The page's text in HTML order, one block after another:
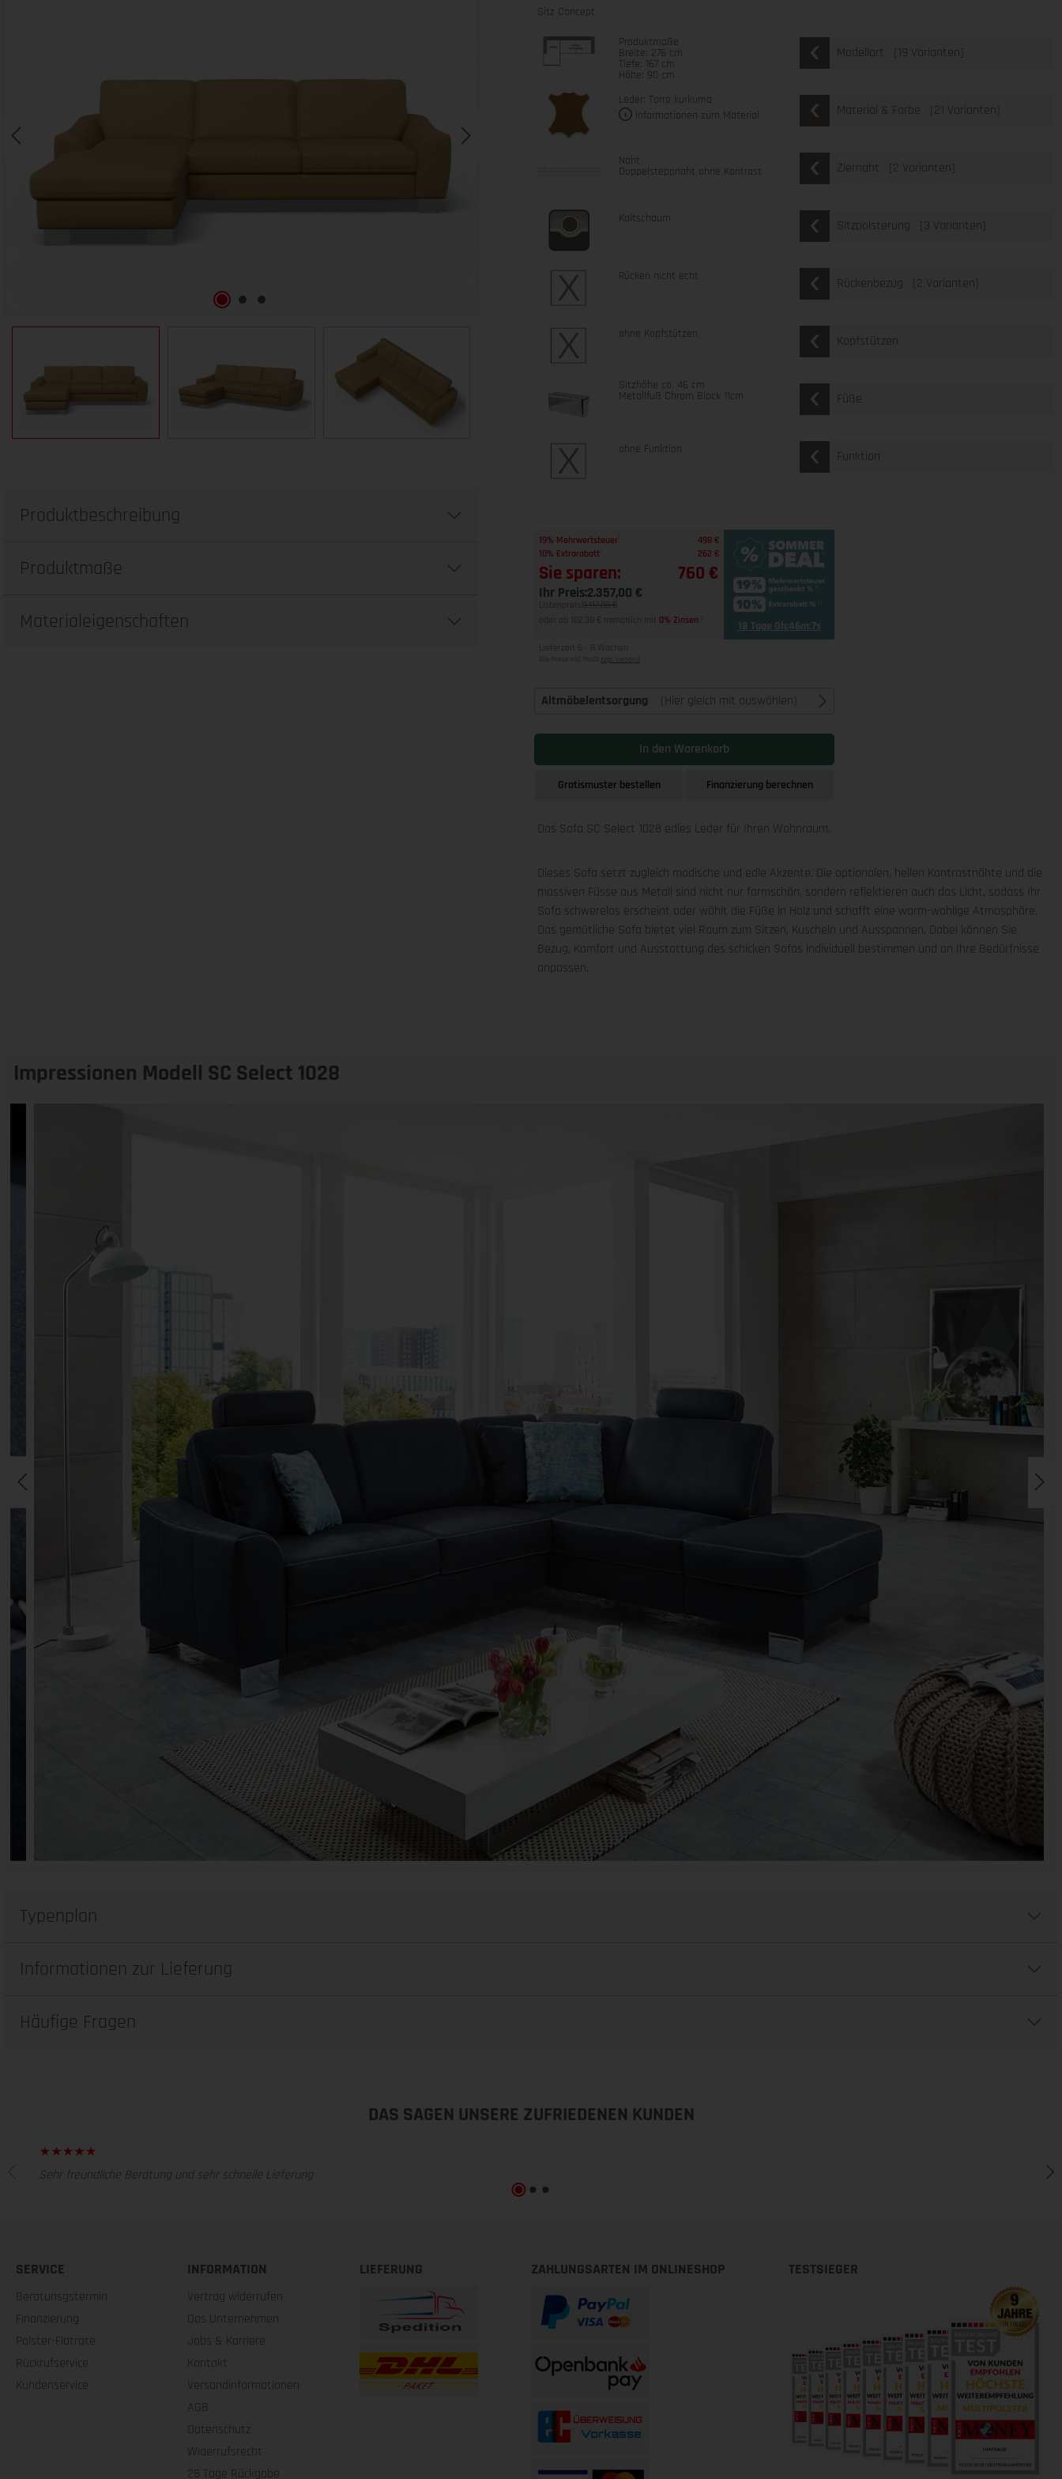
Sitz Concept
Produktmaße
Breite: 276 cm
Tiefe: 167 cm
Höhe: 90 cm
Modellart [19 Varianten]
Leder: Torro kurkuma
Informationen zum Material
Material & Farbe [21 Varianten]
Naht
Doppelsteppnaht ohne Kontrast Ziernaht [2 Varianten]
Kaltschaum Sitzpolsterung [3 Varianten]
Rücken nicht echt Rückenbezug [2 Varianten]
ohne Kopfstützen Kopfstützen
Sitzhöhe ca. 46 cm
Metallfuß Chrom Block 11cm Füße
ohne Funktion Funktion
19% Mehrwertsteuer
498 €
10% Extrarabatt
262 €
Sie sparen: 760 €
Ihr Preis:2.357,00 €
Listenpreis: 3.117,00 €
oder ab 102,38 € monatlich mit 0% Zinsen 18 Tage 0h:46m:6s
Lieferzeit 6 - 8 Wochen
Alle Preise inkl. MwSt zzgl. Versand
Altmöbelentsorgung (Hier gleich mit auswählen)
In den Warenkorb
Gratismuster bestellen Finanzierung berechnen
Das Sofa SC Select 1028 edles Leder für Ihren Wohnraum.
Dieses Sofa setzt zugleich modische und edle Akzente. Die optionalen, hellen Kontrastnähte und die
massiven Füsse aus Metall sind nicht nur formschön, sondern reflektieren auch das Licht, sodass Ihr
Sofa schwerelos erscheint oder wählt die Füße in Holz und schafft eine warm-wohlige Atmosphäre.
Das gemütliche Sofa bietet viel Raum zum Sitzen, Kuscheln und Ausspannen. Dabei können Sie
Bezug, Komfort und Ausstattung des schicken Sofas individuell bestimmen und an Ihre Bedürfnisse
anpassen.
Produktbeschreibung
Produktmaße
Materialeigenschaften
Impressionen Modell SC Select 1028
Typenplan
Informationen zur Lieferung
Häufige Fragen
DAS SAGEN UNSERE ZUFRIEDENEN KUNDEN
Sehr freundliche Beratung und sehr schnelle Lieferung
SERVICE
Beratunsgstermin
Finanzierung
Polster-Flatrate
Rückrufservice
Kundenservice
INFORMATION
Vertrag widerrufen
Das Unternehmen
Jobs & Karriere
Kontakt
Versandinformationen
AGB
Datenschutz
Widerrufsrecht
28 Tage Rückgabe
LIEFERUNG ZAHLUNGSARTEN IM ONLINESHOP TESTSIEGER